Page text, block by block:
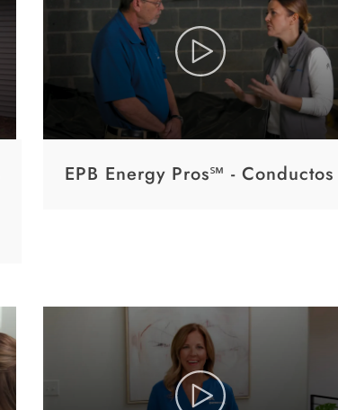
EPB Energy Pros℠ - Conductos